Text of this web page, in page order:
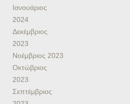
Ιανουάριος
2024
Δεκέμβριος
2023
Νοέμβριος 2023
Οκτώβριος
2023
Σεπτέμβριος